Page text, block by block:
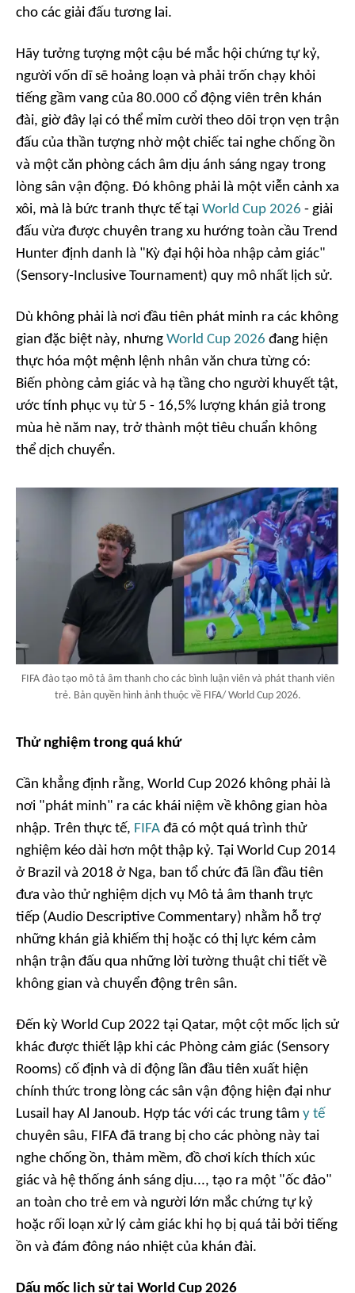
cho các giải đấu tương lai.
Hãy tưởng tượng một cậu bé mắc hội chứng tự kỷ,
người vốn dĩ sẽ hoảng loạn và phải trốn chạy khỏi
tiếng gầm vang của 80.000 cổ động viên trên khán
đài, giờ đây lại có thể mỉm cười theo dõi trọn vẹn trận
đấu của thần tượng nhờ một chiếc tai nghe chống ồn
và một căn phòng cách âm dịu ánh sáng ngay trong
lòng sân vận động. Đó không phải là một viễn cảnh xa
xôi, mà là bức tranh thực tế tại World Cup 2026 - giải
đấu vừa được chuyên trang xu hướng toàn cầu Trend
Hunter định danh là "Kỳ đại hội hòa nhập cảm giác"
(Sensory-Inclusive Tournament) quy mô nhất lịch sử.
Dù không phải là nơi đầu tiên phát minh ra các không
gian đặc biệt này, nhưng World Cup 2026 đang hiện
thực hóa một mệnh lệnh nhân văn chưa từng có:
Biến phòng cảm giác và hạ tầng cho người khuyết tật,
ước tính phục vụ từ 5 - 16,5% lượng khán giả trong
mùa hè năm nay, trở thành một tiêu chuẩn không
thể dịch chuyển.
FIFA đào tạo mô tả âm thanh cho các bình luận viên và phát thanh viên
trẻ. Bản quyền hình ảnh thuộc về FIFA/ World Cup 2026.
Thử nghiệm trong quá khứ
Cần khẳng định rằng, World Cup 2026 không phải là
nơi "phát minh" ra các khái niệm về không gian hòa
nhập. Trên thực tế, FIFA đã có một quá trình thử
nghiệm kéo dài hơn một thập kỷ. Tại World Cup 2014
ở Brazil và 2018 ở Nga, ban tổ chức đã lần đầu tiên
đưa vào thử nghiệm dịch vụ Mô tả âm thanh trực
tiếp (Audio Descriptive Commentary) nhằm hỗ trợ
những khán giả khiếm thị hoặc có thị lực kém cảm
nhận trận đấu qua những lời tường thuật chi tiết về
không gian và chuyển động trên sân.
Đến kỳ World Cup 2022 tại Qatar, một cột mốc lịch sử
khác được thiết lập khi các Phòng cảm giác (Sensory
Rooms) cố định và di động lần đầu tiên xuất hiện
chính thức trong lòng các sân vận động hiện đại như
Lusail hay Al Janoub. Hợp tác với các trung tâm y tế
chuyên sâu, FIFA đã trang bị cho các phòng này tai
nghe chống ồn, thảm mềm, đồ chơi kích thích xúc
giác và hệ thống ánh sáng dịu..., tạo ra một "ốc đảo"
an toàn cho trẻ em và người lớn mắc chứng tự kỷ
hoặc rối loạn xử lý cảm giác khi họ bị quá tải bởi tiếng
ồn và đám đông náo nhiệt của khán đài.
Dấu mốc lịch sử tại World Cup 2026